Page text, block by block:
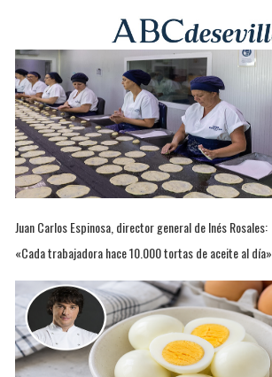
Juan Carlos Espinosa, director general de Inés Rosales:
«Cada trabajadora hace 10.000 tortas de aceite al día»